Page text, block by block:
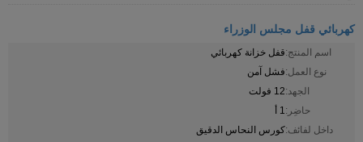
كهربائي قفل مجلس الوزراء
اسم المنتج:قفل خزانة كهربائي
نوع العمل:فشل آمن
الجهد:12 فولت
حاضِر:1 أ
داخل لفائف:كورس النحاس الدقيق